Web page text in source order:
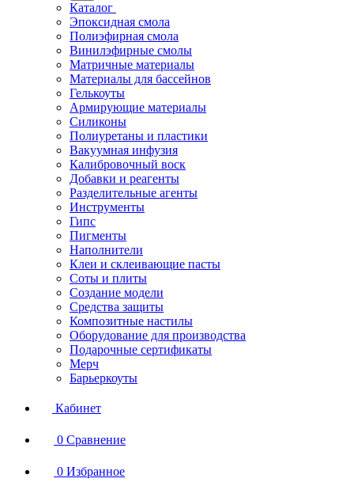
Каталог
Эпоксидная смола
Полиэфирная смола
Винилэфирные смолы
Матричные материалы
Материалы для бассейнов
Гелькоуты
Армирующие материалы
Силиконы
Полиуретаны и пластики
Вакуумная инфузия
Калибровочный воск
Добавки и реагенты
Разделительные агенты
Инструменты
Гипс
Пигменты
Наполнители
Клеи и склеивающие пасты
Соты и плиты
Создание модели
Средства защиты
Композитные настилы
Оборудование для производства
Подарочные сертификаты
Мерч
Барьеркоуты
Кабинет
0 Сравнение
0 Избранное